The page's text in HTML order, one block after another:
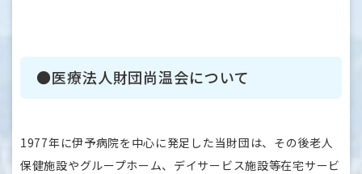
・伊予訪問介護サービス（松山市保免）
・デイサービスセンターあがわ・高齢者住宅あがわの郷
（伊予市下吾川）
●医療法人財団尚温会について
1977年に伊予病院を中心に発足した当財団は、その後老人
保健施設やグループホーム、デイサービス施設等在宅サービ